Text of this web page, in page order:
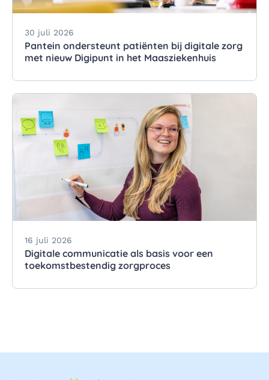
30 juli 2026
Pantein ondersteunt patiënten bij digitale zorg
met nieuw Digipunt in het Maasziekenhuis
16 juli 2026
Digitale communicatie als basis voor een
toekomstbestendig zorgproces